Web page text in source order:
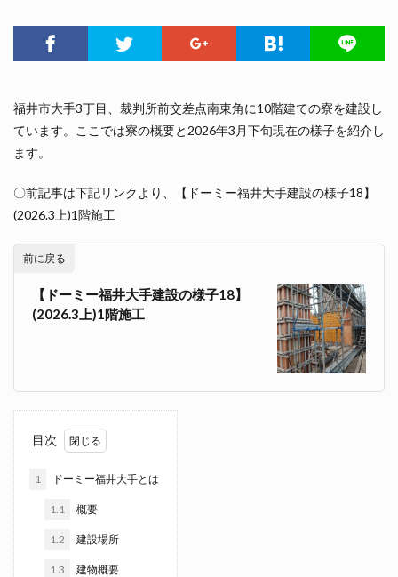
福井市大手3丁目、裁判所前交差点南東角に10階建ての寮を建設し
ています。ここでは寮の概要と2026年3月下旬現在の様子を紹介し
ます。
〇前記事は下記リンクより、【ドーミー福井大手建設の様子18】
(2026.3上)1階施工
前に戻る
【ドーミー福井大手建設の様子18】
(2026.3上)1階施工
目次
1 ドーミー福井大手とは
1.1 概要
1.2 建設場所
1.3 建物概要